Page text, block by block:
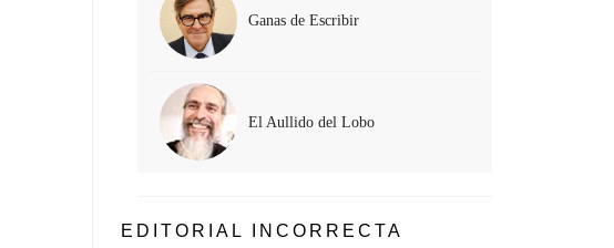
Ganas de Escribir
El Aullido del Lobo
EDITORIAL INCORRECTA